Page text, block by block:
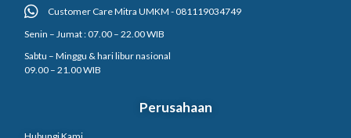
Customer Care Mitra UMKM - 081119034749
Senin – Jumat : 07.00 – 22.00 WIB
Sabtu – Minggu & hari libur nasional
09.00 – 21.00 WIB
Perusahaan